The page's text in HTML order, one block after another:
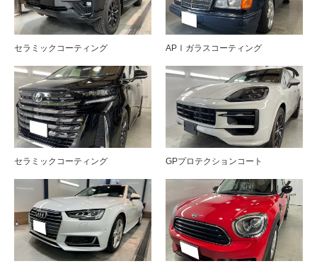
セラミックコーティング APⅠガラスコーティング
セラミックコーティング GPプロテクションコート